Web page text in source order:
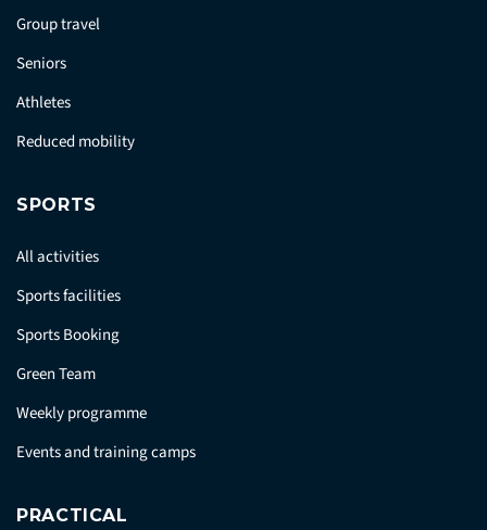
Group travel
Seniors
Athletes
Reduced mobility
SPORTS
All activities
Sports facilities
Sports Booking
Green Team
Weekly programme
Events and training camps
PRACTICAL